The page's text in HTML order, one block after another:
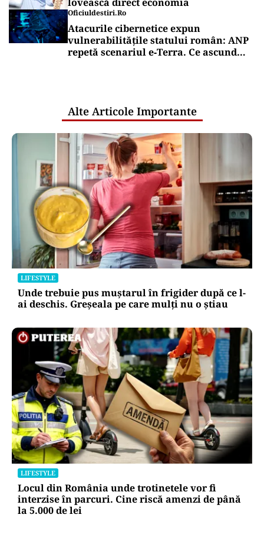
Oficiuldestiri.ro
Atacurile cibernetice expun
vulnerabilitățile statului român: ANP
repetă scenariul e‑Terra. Ce ascund
Alte Articole Importante
LIFESTYLE
Unde trebuie pus muștarul în frigider după ce l-
ai deschis. Greșeala pe care mulți nu o știau
LIFESTYLE
Locul din România unde trotinetele vor fi
interzise în parcuri. Cine riscă amenzi de până
la 5.000 de lei